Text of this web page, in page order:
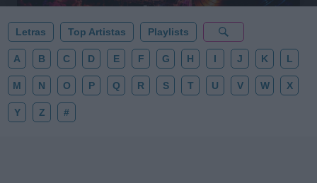
Letras Top Artistas Playlists
A B C D E F G H I J K L
M N O P Q R S T U V W X
Y Z #